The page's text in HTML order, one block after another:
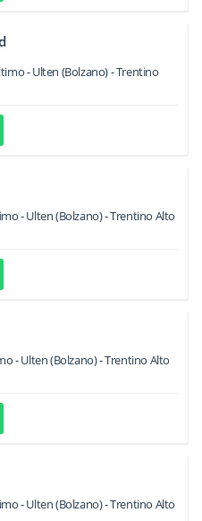
- Ulten (Bolzano) -Trentino
- Ulten(Bolzano) -Trentino Alto
- Ulten(Bolzano) -Trentino Alto
- Ulten(Bolzano) -Trentino Alto